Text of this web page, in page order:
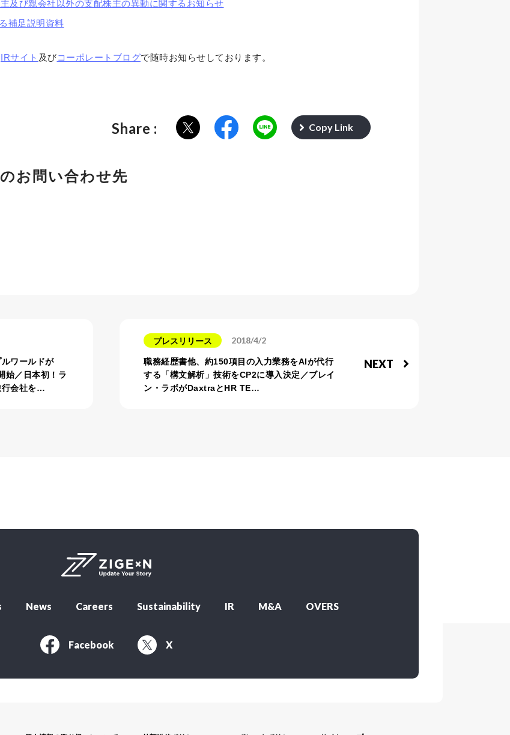
及び親会社以外の支配株主の異動に関するお知らせ
補足説明資料
IRサイト 及びコーポレートブログで随時お知らせしております。
Share : Copy Link
お問い合わせ先
ワールドが
始／日本初！ラ
行会社を…
NEXT
プレスリリース 2018/4/2
職務経歴書他、約150項目の入力業務をAIが代行
する「構文解析」技術をCP2に導入決定／ブレイ
ン・ラボがDaxtraとHR TE…
News Careers Sustainability IR M&A OVERS
Facebook X